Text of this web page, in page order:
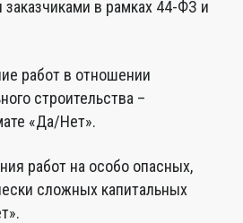
в рамках 44-ФЗ и
работ в отношении
строительства –
«Да/Нет».
работ на особо опасных,
сложных капитальных